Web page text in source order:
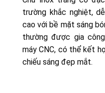
trường khắc nghiệt,
cao với bề mặt sáng
thường được gia
máy CNC, có thể kết
chiếu sáng đẹp mắt.